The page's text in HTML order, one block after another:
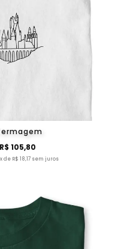
105,80
R$ 18,17 sem juros